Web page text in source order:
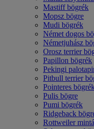
Mastiff bögrék
Mopsz bögre
Mudi bögrék
Német dogos
Németjuhász
Orosz terrier
Papillon bögrék
Pekingi
Pitbull terrier
Pointeres
Pulis bögre
Pumi bögrék
Ridgeback
Rottweiler